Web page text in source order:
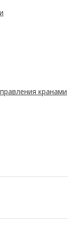
кранами